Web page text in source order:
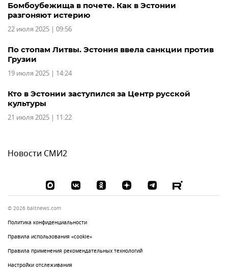
Бомбоубежища в почете. Как в Эстонии
разгоняют истерию
22 июля 2025 | 09:56
По стопам Литвы. Эстония ввела санкции против
Грузии
19 июля 2025 | 14:24
Кто в Эстонии заступился за Центр русской
культуры
21 июля 2025 | 11:22
Новости СМИ2
© 2026 baltnews.com
Политика конфиденциальности
Правила использования «cookie»
Правила применения рекомендательных технологий
Настройки отслеживания